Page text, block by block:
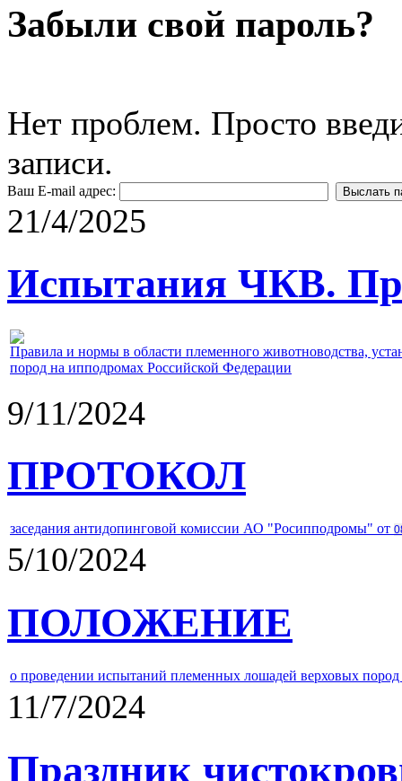
Забыли свой пароль?
Нет проблем. Просто
записи.
Ваш E-mail адрес:
21/4/2025
Испытания ЧКВ.
Правила и нормы в области племенного животноводства,
пород на ипподромах Российской Федерации
9/11/2024
ПРОТОКОЛ
заседания антидопинговой комиссии АО "Росипподромы" от
5/10/2024
ПОЛОЖЕНИЕ
о проведении испытаний племенных лошадей верховых
11/7/2024
Праздник